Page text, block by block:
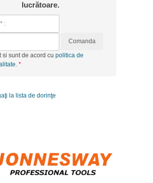
lucrătoare.
Comanda
si sunt de acord cu politica de
la lista de dorinţe